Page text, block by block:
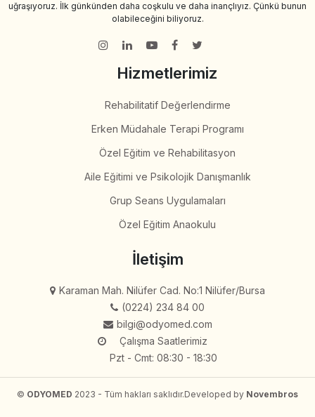
uğraşıyoruz. İlk günkünden daha coşkulu ve daha inançlıyız. Çünkü bunun
olabileceğini biliyoruz.
Hizmetlerimiz
Rehabilitatif Değerlendirme
Erken Müdahale Terapi Programı
Özel Eğitim ve Rehabilitasyon
Aile Eğitimi ve Psikolojik Danışmanlık
Grup Seans Uygulamaları
Özel Eğitim Anaokulu
İletişim
Karaman Mah. Nilüfer Cad. No:1 Nilüfer/Bursa
(0224) 234 84 00
bilgi@odyomed.com
Çalışma Saatlerimiz
Pzt - Cmt: 08:30 - 18:30
© ODYOMED 2023 - Tüm hakları saklıdır.Developed by Novembros